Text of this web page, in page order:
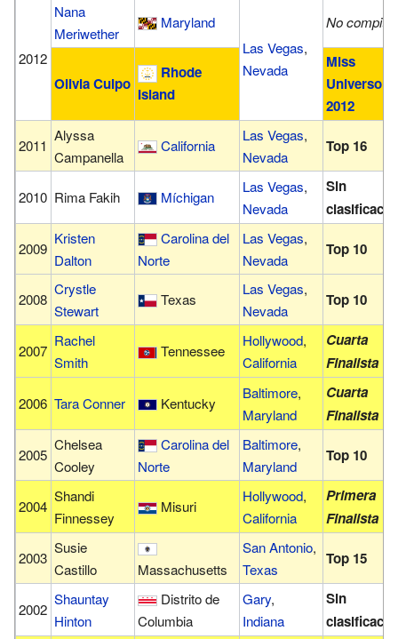
2012
Nana
Meriwether
Maryland
Las Vegas,
Nevada
No compitió
Olivia Culpo
Rhode
Island
Miss
Universo
2012
2011
Alyssa
Campanella
California
Las Vegas,
Nevada
Top 16
2010 Rima Fakih Míchigan
Las Vegas,
Nevada
Sin
2009
Kristen
Dalton
Carolina del
Norte
Las Vegas,
Nevada
Top 10
2008
Crystle
Stewart
Texas
Las Vegas,
Nevada
Top 10
2007
Rachel
Smith
Tennessee
Hollywood,
California
Cuarta
Finalista
2006 Tara Conner Kentucky
Baltimore,
Maryland
Cuarta
Finalista
2005
Chelsea
Cooley
Carolina del
Norte
Baltimore,
Maryland
Top 10
2004
Shandi
Finnessey
Misuri
Hollywood,
California
Primera
Finalista
2003
Susie
Castillo
Massachusetts
San Antonio,
Texas
Top 15
2002
Shauntay
Hinton
Distrito de
Columbia
Gary,
Indiana
Sin